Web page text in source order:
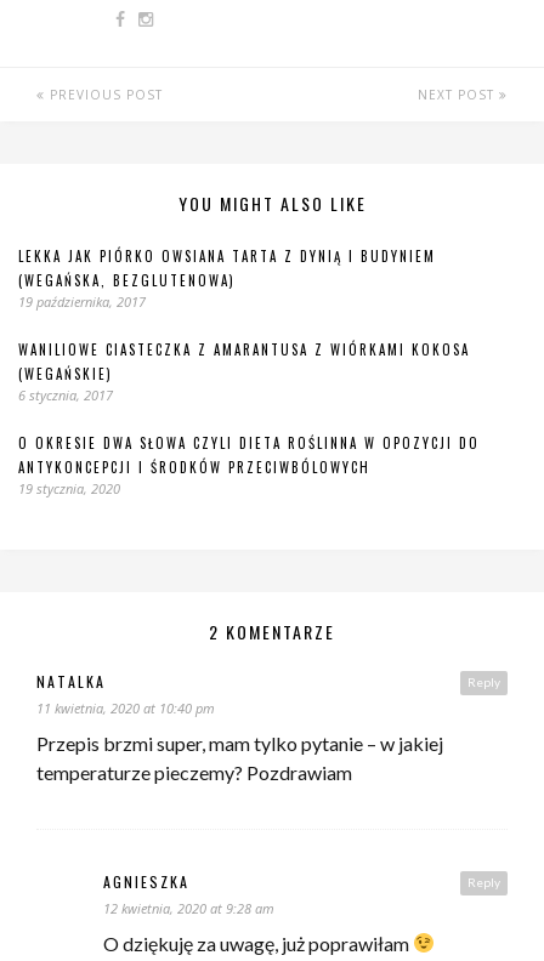
PREVIOUS POST NEXT POST
YOU MIGHT ALSO LIKE
LEKKA JAK PIÓRKO OWSIANA TARTA Z DYNIĄ I BUDYNIEM
(WEGAŃSKA, BEZGLUTENOWA)
19 października, 2017
WANILIOWE CIASTECZKA Z AMARANTUSA Z WIÓRKAMI KOKOSA
(WEGAŃSKIE)
6 stycznia, 2017
O OKRESIE DWA SŁOWA CZYLI DIETA ROŚLINNA W OPOZYCJI DO
ANTYKONCEPCJI I ŚRODKÓW PRZECIWBÓLOWYCH
19 stycznia, 2020
2 KOMENTARZE
Reply
NATALKA
11 kwietnia, 2020 at 10:40 pm
Przepis brzmi super, mam tylko pytanie – w jakiej
temperaturze pieczemy? Pozdrawiam
Reply
AGNIESZKA
12 kwietnia, 2020 at 9:28 am
O dziękuję za uwagę, już poprawiłam